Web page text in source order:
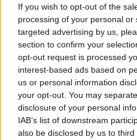
If you wish to opt-out of the
processing of your personal
targeted advertising by us,
section to confirm your
opt-out request is processed
interest-based ads based on
us or personal information
your opt-out. You may
disclosure of your personal
IAB’s list of downstream
also be disclosed by us to
nem mondhatjuk azt, hogy
várható eredményt illetően.
Hallgasd meg a
legfrissebb adását!